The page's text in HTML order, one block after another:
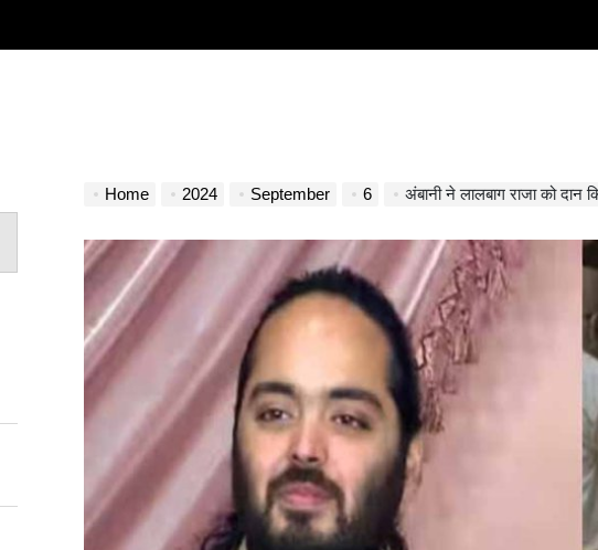
Home 2024 September 6 अंबानी ने लालबाग राजा को दान